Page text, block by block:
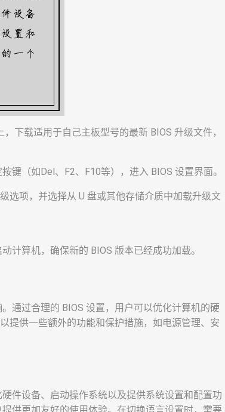
下载适用于自己主板型号的最新 BIOS 升级文件，
键（如Del、F2、F10等），进入 BIOS 设置界面。
选项，并选择从 U 盘或其他存储介质中加载升级文
计算机，确保新的 BIOS 版本已经成功加载。
通过合理的 BIOS 设置，用户可以优化计算机的硬
提供一些额外的功能和保护措施，如电源管理、安
件设备、启动操作系统以及提供系统设置和配置功